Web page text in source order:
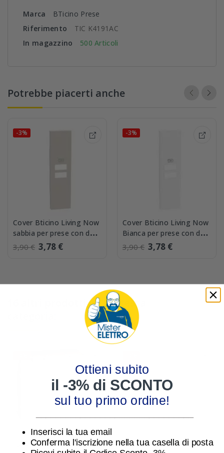
Marca
BTicino Prese
Riferimento
TIC K4191AC
In magazzino
500 Articoli
Potrebbe piacerti anche
-3%
Cover Bticino Living Now
sabbia per prese con due
ingressi USB KM13C
3,90 € 3,78 €
-3%
Cover Bticino Living Now
Bianca per prese con due
ingressi USB KW13C
3,90 € 3,78 €
16 altri prodotti nella stessa
Lampada di emergenza a
Cover per falso polo
Ottieni subito
il -3% di SCONTO
sul tuo primo ordine!
Inserisci la tua email
Conferma l'iscrizione nella tua casella di posta